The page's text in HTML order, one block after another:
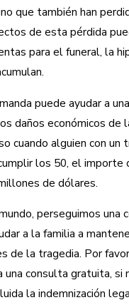
que también han
de esta pérdida
para el funeral, la
puede ayudar a
daños económicos de
cuando alguien con
los 50, el importe
de dólares.
perseguimos una
a la familia a
de la tragedia. Por
consulta gratuita, si
la indemnización